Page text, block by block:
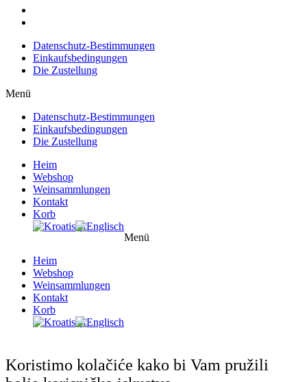
Datenschutz-Bestimmungen
Einkaufsbedingungen
Die Zustellung
Menü
Datenschutz-Bestimmungen
Einkaufsbedingungen
Die Zustellung
Heim
Webshop
Weinsammlungen
Kontakt
Korb
Menü
Heim
Webshop
Weinsammlungen
Kontakt
Korb
Koristimo kolačiće kako bi Vam pružili